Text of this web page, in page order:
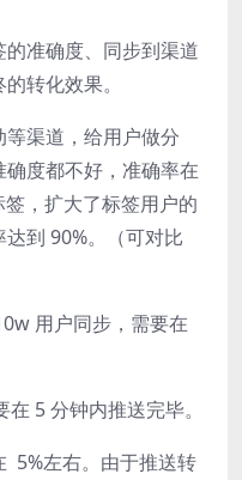
准确度、同步到渠道
转化效果。
等渠道，给用户做分
度都不好，准确率在
，扩大了标签用户的
到 90%。（可对比
用户同步，需要在
5 分钟内推送完毕。
5%左右。由于推送转